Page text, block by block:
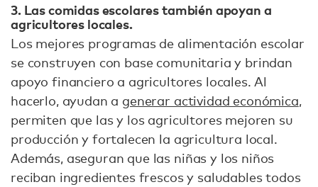
3. Las comidas escolares también apoyan a
agricultores locales.
Los mejores programas de alimentación escolar
se construyen con base comunitaria y brindan
apoyo financiero a agricultores locales. Al
hacerlo, ayudan a generar actividad económica,
permiten que las y los agricultores mejoren su
producción y fortalecen la agricultura local.
Además, aseguran que las niñas y los niños
reciban ingredientes frescos y saludables todos